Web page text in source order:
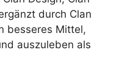
durch Clan
besseres Mittel,
auszuleben als